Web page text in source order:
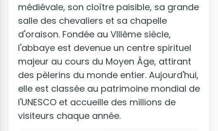
médiévale, son cloître paisible, sa grande
salle des chevaliers et sa chapelle
d'oraison. Fondée au VIIIème siècle,
l'abbaye est devenue un centre spirituel
majeur au cours du Moyen Âge, attirant
des pèlerins du monde entier. Aujourd'hui,
elle est classée au patrimoine mondial de
l'UNESCO et accueille des millions de
visiteurs chaque année.